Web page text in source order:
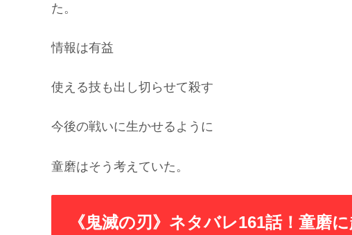
た。
情報は有益
使える技も出し切らせて殺す
今後の戦いに生かせるように
童磨はそう考えていた。
《鬼滅の刃》ネタバレ161話！童磨